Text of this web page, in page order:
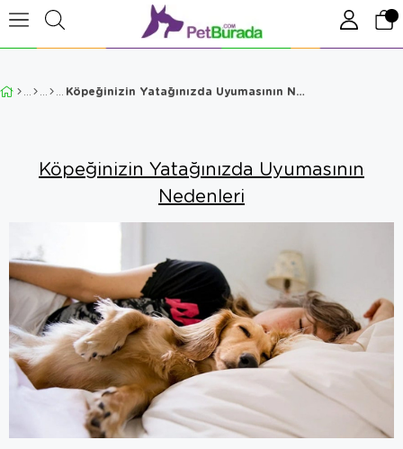
Köpeğinizin Yatağınızda Uyumasının Nedenleri
Köpeğinizin Yatağınızda Uyumasının
Nedenleri